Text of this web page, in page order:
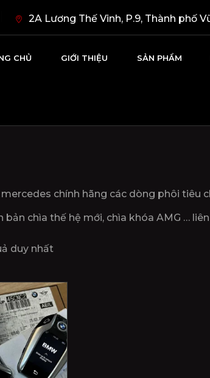
2A Lương Thế Vinh, P.9, Thành phố
CHỦ GIỚI THIỆU SẢN PHẨM
chính hãng các dòng phôi tiêu
bản chìa thế hệ mới, chìa khóa AMG …
duy nhất